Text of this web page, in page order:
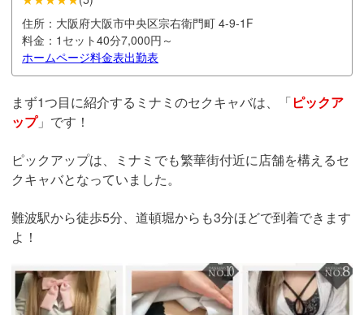
住所： 大阪府大阪市中央区宗右衛門町 4-9-1F
料金： 1セット40分7,000円～
ホームページ料金表出勤表
まず1つ目に紹介するミナミのセクキャバは、「ピックア
ップ」です！
ピックアップは、ミナミでも繁華街付近に店舗を構えるセ
クキャバとなっていました。
難波駅から徒歩5分、道頓堀からも3分ほどで到着できます
よ！